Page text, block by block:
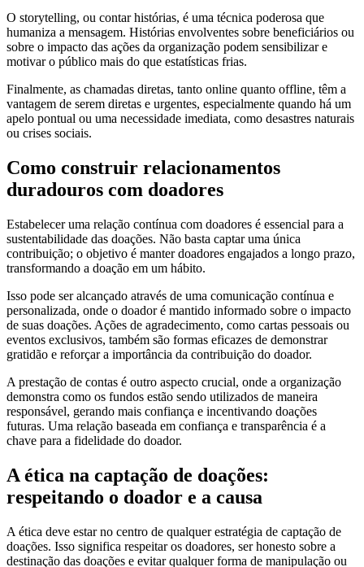
O storytelling, ou contar histórias, é uma técnica poderosa que
humaniza a mensagem. Histórias envolventes sobre beneficiários ou
sobre o impacto das ações da organização podem sensibilizar e
motivar o público mais do que estatísticas frias.
Finalmente, as chamadas diretas, tanto online quanto offline, têm a
vantagem de serem diretas e urgentes, especialmente quando há um
apelo pontual ou uma necessidade imediata, como desastres naturais
ou crises sociais.
Como construir relacionamentos
duradouros com doadores
Estabelecer uma relação contínua com doadores é essencial para a
sustentabilidade das doações. Não basta captar uma única
contribuição; o objetivo é manter doadores engajados a longo prazo,
transformando a doação em um hábito.
Isso pode ser alcançado através de uma comunicação contínua e
personalizada, onde o doador é mantido informado sobre o impacto
de suas doações. Ações de agradecimento, como cartas pessoais ou
eventos exclusivos, também são formas eficazes de demonstrar
gratidão e reforçar a importância da contribuição do doador.
A prestação de contas é outro aspecto crucial, onde a organização
demonstra como os fundos estão sendo utilizados de maneira
responsável, gerando mais confiança e incentivando doações
futuras. Uma relação baseada em confiança e transparência é a
chave para a fidelidade do doador.
A ética na captação de doações:
respeitando o doador e a causa
A ética deve estar no centro de qualquer estratégia de captação de
doações. Isso significa respeitar os doadores, ser honesto sobre a
destinação das doações e evitar qualquer forma de manipulação ou